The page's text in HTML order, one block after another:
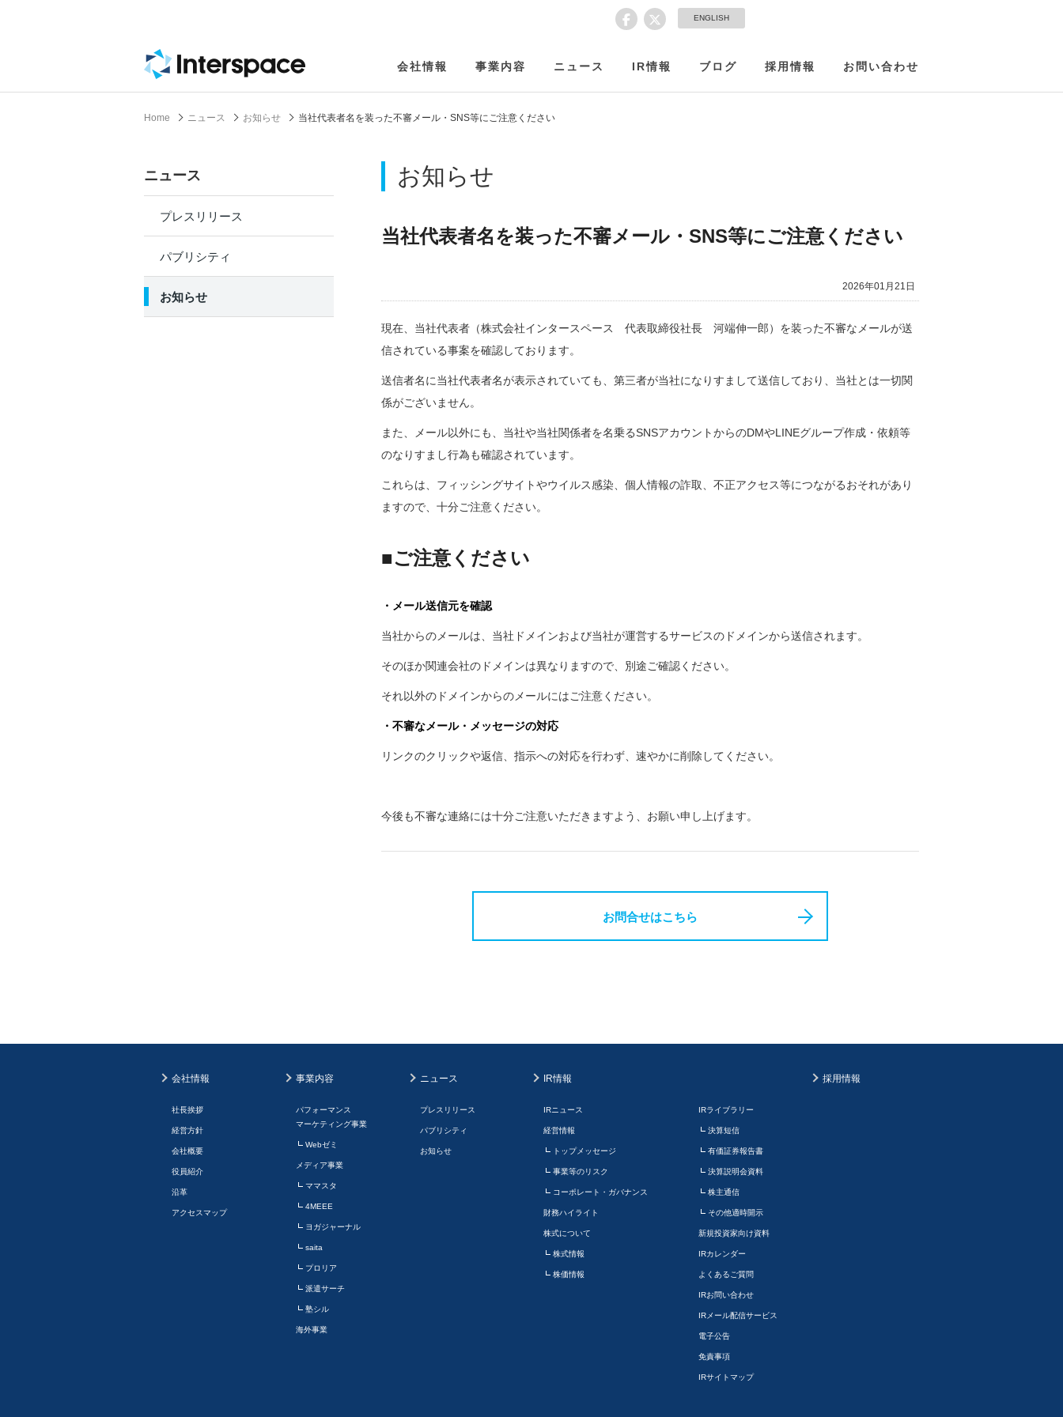
ENGLISH
会社情報 事業内容 ニュース IR情報 ブログ 採用情報 お問い合わせ
Home ニュース お知らせ 当社代表者名を装った不審メール・SNS等にご注意ください
お知らせ
当社代表者名を装った不審メール・SNS等にご注意ください
2026年01月21日
現在、当社代表者（株式会社インタースペース 代表取締役社長 河端伸一郎）を装った不審なメールが送
信されている事案を確認しております。
送信者名に当社代表者名が表示されていても、第三者が当社になりすまして送信しており、当社とは一切関
係がございません。
また、メール以外にも、当社や当社関係者を名乗るSNSアカウントからのDMやLINEグループ作成・依頼等
のなりすまし行為も確認されています。
これらは、フィッシングサイトやウイルス感染、個人情報の詐取、不正アクセス等につながるおそれがあり
ますので、十分ご注意ください。
■ご注意ください
・メール送信元を確認
当社からのメールは、当社ドメインおよび当社が運営するサービスのドメインから送信されます。
そのほか関連会社のドメインは異なりますので、別途ご確認ください。
それ以外のドメインからのメールにはご注意ください。
・不審なメール・メッセージの対応
リンクのクリックや返信、指示への対応を行わず、速やかに削除してください。
今後も不審な連絡には十分ご注意いただきますよう、お願い申し上げます。
お問合せはこちら
ニュース
プレスリリース
パブリシティ
お知らせ
会社情報
社長挨拶
経営方針
会社概要
役員紹介
沿革
アクセスマップ
事業内容
パフォーマンス
マーケティング事業
Webゼミ
メディア事業
ママスタ
4MEEE
ヨガジャーナル
saita
プロリア
派遣サーチ
塾シル
海外事業
ニュース
プレスリリース
パブリシティ
お知らせ
IR情報
IRニュース
経営情報
トップメッセージ
事業等のリスク
コーポレート・ガバナンス
財務ハイライト
株式について
株式情報
株価情報
IRライブラリー
決算短信
有価証券報告書
決算説明会資料
株主通信
その他適時開示
新規投資家向け資料
IRカレンダー
よくあるご質問
IRお問い合わせ
IRメール配信サービス
電子公告
免責事項
IRサイトマップ
採用情報